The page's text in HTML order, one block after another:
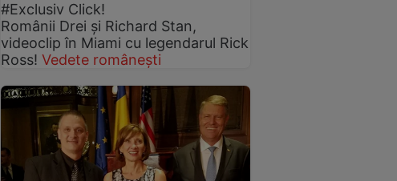
#Exclusiv Click!
Românii Drei și Richard Stan,
videoclip în Miami cu legendarul Rick
Ross! Vedete românești